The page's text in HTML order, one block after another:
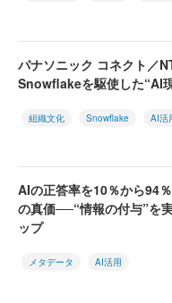
パナソニック コネクト／
Snowflakeを駆使した“AI
組織文化 Snowflake AI活
AIの正答率を10％から94
の真価──“情報の付与”を
ップ
メタデータ AI活用